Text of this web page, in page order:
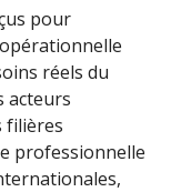
pour
réels du
acteurs
filières
professionnelle